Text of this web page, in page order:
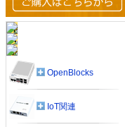
OpenBlocks
IoT関連